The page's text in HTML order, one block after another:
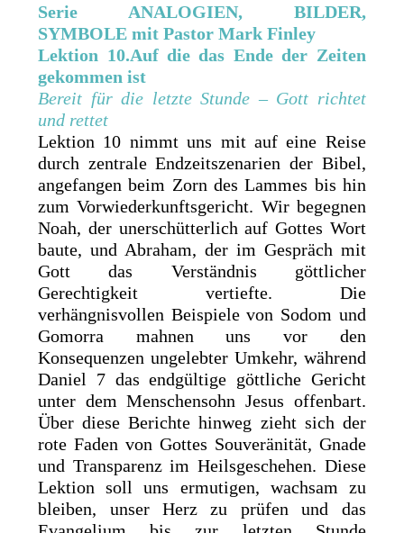
Serie ANALOGIEN, BILDER,
SYMBOLE mit Pastor Mark Finley
Lektion 10.Auf die das Ende der Zeiten
gekommen ist
Bereit für die letzte Stunde – Gott richtet
und rettet
Lektion 10 nimmt uns mit auf eine Reise
durch zentrale Endzeitszenarien der Bibel,
angefangen beim Zorn des Lammes bis hin
zum Vorwiederkunftsgericht. Wir begegnen
Noah, der unerschütterlich auf Gottes Wort
baute, und Abraham, der im Gespräch mit
Gott das Verständnis göttlicher
Gerechtigkeit vertiefte. Die
verhängnisvollen Beispiele von Sodom und
Gomorra mahnen uns vor den
Konsequenzen ungelebter Umkehr, während
Daniel 7 das endgültige göttliche Gericht
unter dem Menschensohn Jesus offenbart.
Über diese Berichte hinweg zieht sich der
rote Faden von Gottes Souveränität, Gnade
und Transparenz im Heilsgeschehen. Diese
Lektion soll uns ermutigen, wachsam zu
bleiben, unser Herz zu prüfen und das